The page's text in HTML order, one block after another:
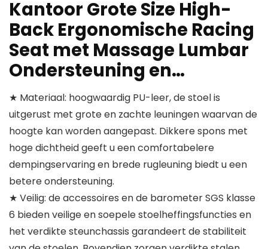
Kantoor Grote Size High-
Back Ergonomische Racing
Seat met Massage Lumbar
Ondersteuning en…
★ Materiaal: hoogwaardig PU-leer, de stoel is
uitgerust met grote en zachte leuningen waarvan de
hoogte kan worden aangepast. Dikkere spons met
hoge dichtheid geeft u een comfortabelere
dempingservaring en brede rugleuning biedt u een
betere ondersteuning.
★ Veilig: de accessoires en de barometer SGS klasse
6 bieden veilige en soepele stoelheffingsfuncties en
het verdikte steunchassis garandeert de stabiliteit